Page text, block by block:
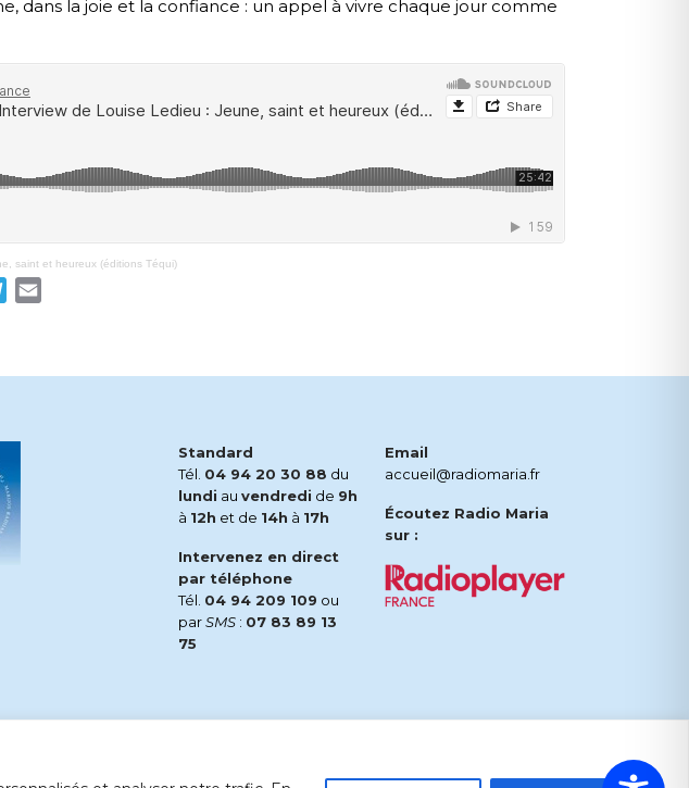
dans la joie et la confiance : un appel à vivre chaque jour comme
saint et heureux (éditions Téqui)
Telegram
Standard
Tél. 04 94 20 30 88 du
lundi au vendredi de 9h
à 12h et de 14h à 17h
Intervenez en direct
par téléphone
Tél. 04 94 209 109 ou
parSMS : 07 83 89 13
75
Email
accueil@radiomaria.fr
Écoutez Radio Maria
sur :